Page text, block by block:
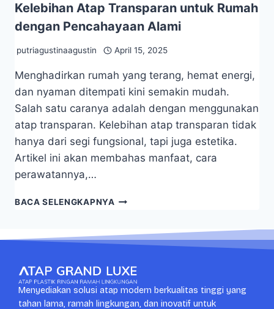
Kelebihan Atap Transparan untuk Rumah
dengan Pencahayaan Alami
putriagustinaagustin April 15, 2025
Menghadirkan rumah yang terang, hemat energi,
dan nyaman ditempati kini semakin mudah.
Salah satu caranya adalah dengan menggunakan
atap transparan. Kelebihan atap transparan tidak
hanya dari segi fungsional, tapi juga estetika.
Artikel ini akan membahas manfaat, cara
perawatannya,…
BACA SELENGKAPNYA
Menyediakan solusi atap modern berkualitas tinggi yang
tahan lama, ramah lingkungan, dan inovatif untuk